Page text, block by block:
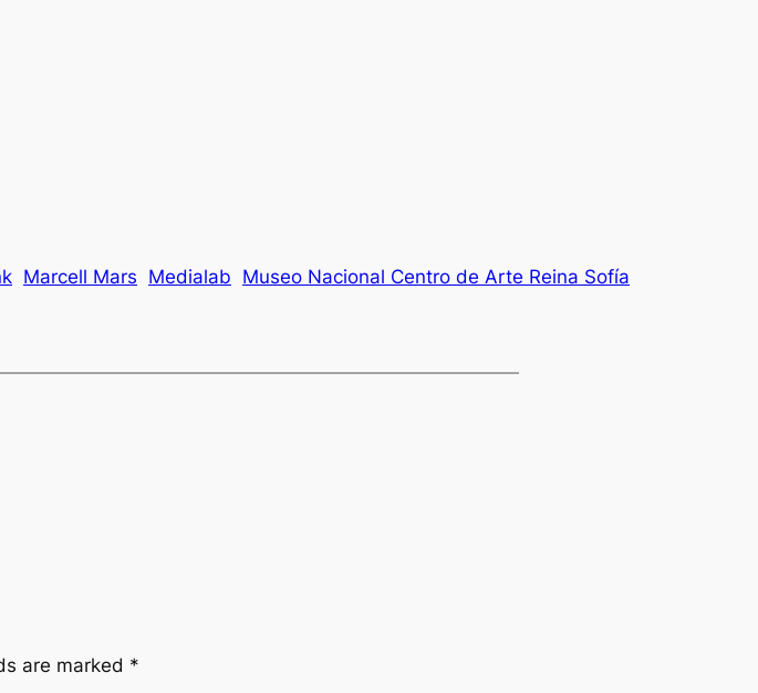
Marcell Mars Medialab Museo Nacional Centro de Arte Reina Sofí­a
are marked *